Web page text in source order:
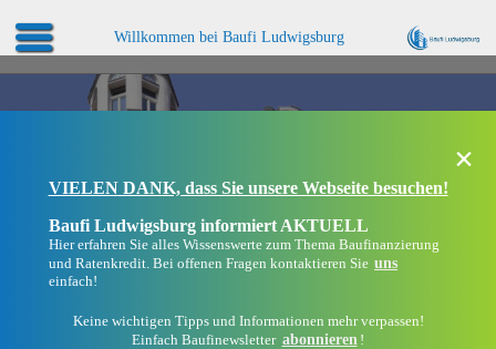
Willkommen bei Baufi Ludwigsburg
×
VIELEN DANK, dass Sie unsere Webseite besuchen!
Baufi Ludwigsburg informiert AKTUELL
Hier erfahren Sie alles Wissenswerte zum Thema Baufinanzierung
und Ratenkredit. Bei offenen Fragen kontaktieren Sie uns
einfach!
Keine wichtigen Tipps und Informationen mehr verpassen!
Einfach Baufinewsletter abonnieren !